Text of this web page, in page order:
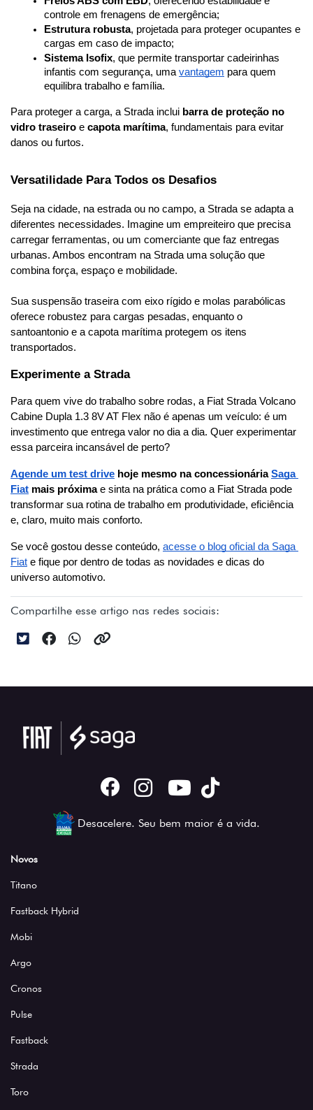
controle em frenagens de emergência;
Estrutura robusta, projetada para proteger ocupantes e
cargas em caso de impacto;
Sistema Isofix, que permite transportar cadeirinhas
infantis com segurança, uma vantagem para quem
equilibra trabalho e família.
Para proteger a carga, a Strada inclui barra de proteção no
vidro traseiro e capota marítima, fundamentais para evitar
danos ou furtos.
Versatilidade Para Todos os Desafios
Seja na cidade, na estrada ou no campo, a Strada se adapta a
diferentes necessidades. Imagine um empreiteiro que precisa
carregar ferramentas, ou um comerciante que faz entregas
urbanas. Ambos encontram na Strada uma solução que
combina força, espaço e mobilidade.
Sua suspensão traseira com eixo rígido e molas parabólicas
oferece robustez para cargas pesadas, enquanto o
santoantonio e a capota marítima protegem os itens
transportados.
Experimente a Strada
Para quem vive do trabalho sobre rodas, a Fiat Strada Volcano
Cabine Dupla 1.3 8V AT Flex não é apenas um veículo: é um
investimento que entrega valor no dia a dia. Quer experimentar
essa parceira incansável de perto?
Agende um test drive hoje mesmo na concessionária Saga
Fiat mais próxima e sinta na prática como a Fiat Strada pode
transformar sua rotina de trabalho em produtividade, eficiência
e, claro, muito mais conforto.
Se você gostou desse conteúdo, acesse o blog oficial da Saga
Fiat e fique por dentro de todas as novidades e dicas do
universo automotivo.
Compartilhe esse artigo nas redes sociais:
Desacelere. Seu bem maior é a vida.
Novos
Titano
Fastback Hybrid
Mobi
Argo
Cronos
Pulse
Fastback
Strada
Toro